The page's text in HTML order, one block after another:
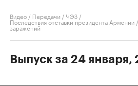
Видео / Передачи /ЧЭЗ /
Последствия отставки президента
заражений
Выпуск за 24 января,